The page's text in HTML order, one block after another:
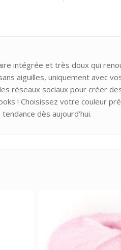
intégrée et très doux qui
aiguilles, uniquement avec
réseaux sociaux pour créer
! Choisissez votre couleur
dès aujourd’hui.